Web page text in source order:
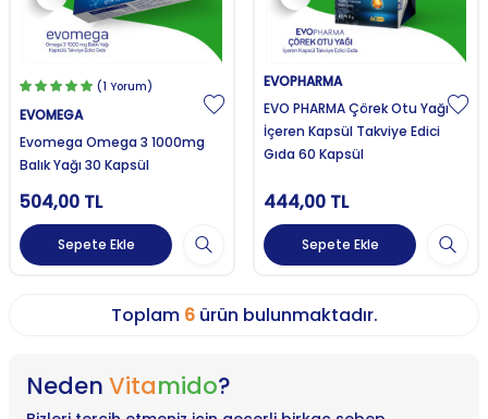
(1 Yorum)
EVOMEGA
Evomega Omega 3 1000mg
Balık Yağı 30 Kapsül
504,00 TL
Sepete Ekle
EVOPHARMA
EVO PHARMA Çörek Otu Yağı
İçeren Kapsül Takviye Edici
Gıda 60 Kapsül
444,00 TL
Sepete Ekle
Toplam 6ürün bulunmaktadır.
Neden Vitamido?